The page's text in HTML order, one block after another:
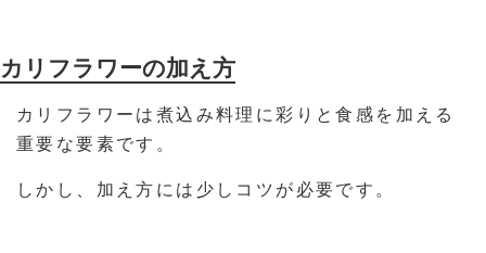
カリフラワーの加え方
カリフラワーは煮込み料理に彩りと食感を加える
重要な要素です。
しかし、加え方には少しコツが必要です。